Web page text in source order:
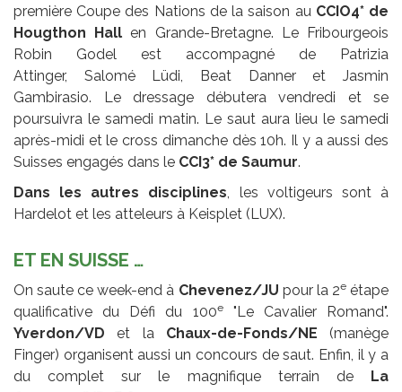
première Coupe des Nations de la saison au CCIO4* de
Hougthon Hall en Grande-Bretagne. Le Fribourgeois
Robin Godel est accompagné de Patrizia
Attinger, Salomé Lüdi, Beat Danner et Jasmin
Gambirasio. Le dressage débutera vendredi et se
poursuivra le samedi matin. Le saut aura lieu le samedi
après-midi et le cross dimanche dès 10h. Il y a aussi des
Suisses engagés dans le CCI3* de Saumur.
Dans les autres disciplines, les voltigeurs sont à
Hardelot et les atteleurs à Keisplet (LUX).
ET EN SUISSE …
On saute ce week-end à Chevenez/JU pour la 2eétape
qualificative du Défi du 100e"Le Cavalier Romand".
Yverdon/VDet la Chaux-de-Fonds/NE (manège
Finger) organisent aussi un concours de saut. Enfin, il y a
du complet sur le magnifique terrain deLa